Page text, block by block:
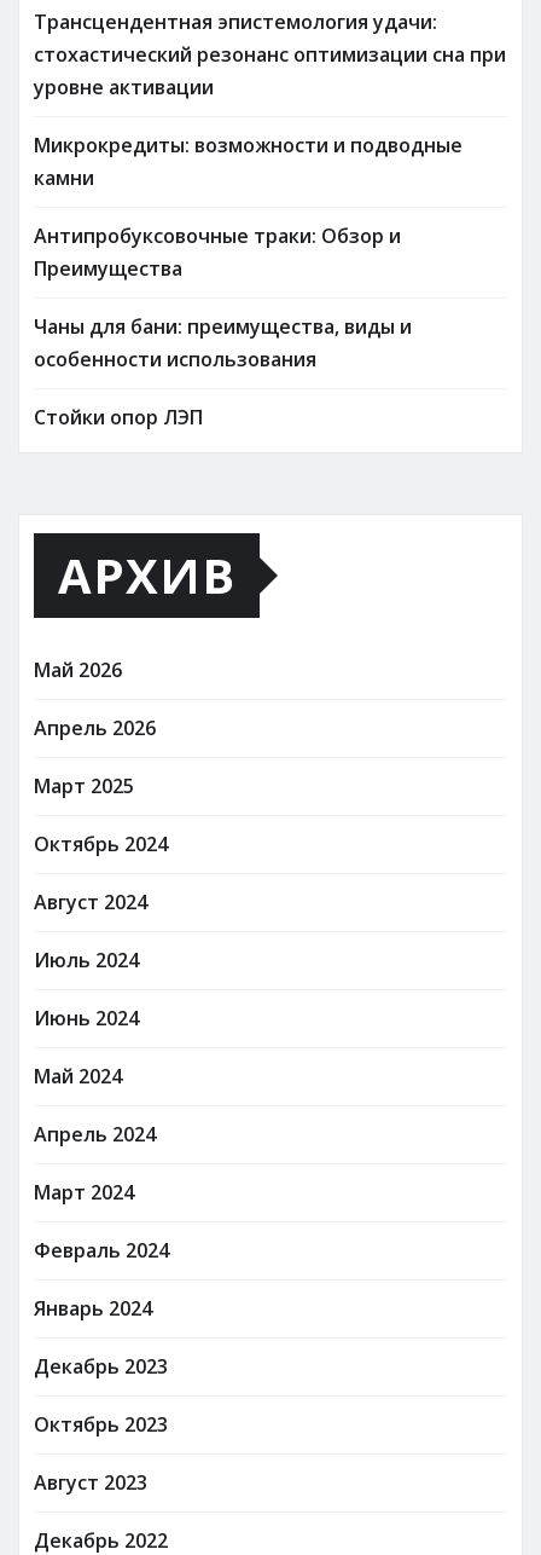
Трансцендентная эпистемология удачи:
стохастический резонанс оптимизации сна при
уровне активации
Микрокредиты: возможности и подводные
камни
Антипробуксовочные траки: Обзор и
Преимущества
Чаны для бани: преимущества, виды и
особенности использования
Стойки опор ЛЭП
АРХИВ
Май 2026
Апрель 2026
Март 2025
Октябрь 2024
Август 2024
Июль 2024
Июнь 2024
Май 2024
Апрель 2024
Март 2024
Февраль 2024
Январь 2024
Декабрь 2023
Октябрь 2023
Август 2023
Декабрь 2022